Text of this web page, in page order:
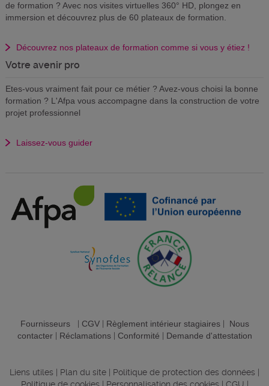
de formation ? Avec nos visites virtuelles 360° HD, plongez en
immersion et découvrez plus de 60 plateaux de formation.
Découvrez nos plateaux de formation comme si vous y étiez !
Votre avenir pro
Etes-vous vraiment fait pour ce métier ? Avez-vous choisi la bonne
formation ? L'Afpa vous accompagne dans la construction de votre
projet professionnel
Laissez-vous guider
Fournisseurs| CGV| Règlement intérieur stagiaires| Nous
contacter| Réclamations| Conformité Demande d'attestation
Liens utiles Plan du site Politique de protection des données